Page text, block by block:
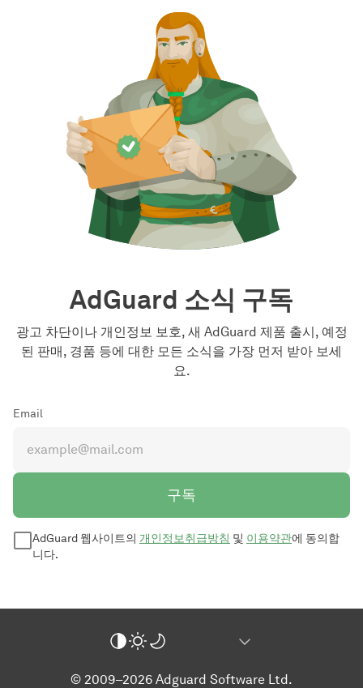
AdGuard 소식 구독
광고 차단이나 개인정보 보호, 새 AdGuard 제품 출시, 예정
된 판매, 경품 등에 대한 모든 소식을 가장 먼저 받아 보세
요.
Email
구독
AdGuard 웹사이트의 개인정보취급방침 및 이용약관에 동의합
니다.
© 2009–2026 Adguard Software Ltd.